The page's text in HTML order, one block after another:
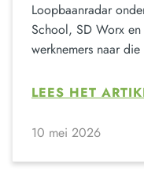
Loopbaanradar
School, SD Worx en
werknemers naar
LEES HET
10 mei 2026